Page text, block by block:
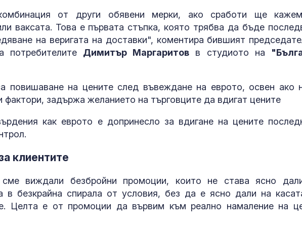
от други обявени мерки, ако сработи ще
ваксата. Това е първата стъпка, която трябва да бъде
на веригата на доставки", коментира бившият
потребителите Димитър Маргаритов в студиото на
повишаване на цените след въвеждане на еврото, освен ако
фактори, задържа желанието на търговците да вдигат цените
как еврото е допринесло за вдигане на цените
клиентите
виждали безбройни промоции, които не става ясно
в безкрайна спирала от условия, без да е ясно дали на
Целта е от промоции да вървим към реално намаление на
Влиянието на
върху
значимо ли е
на
лаборатория
фентанил не е
единствената у нас
маникюр:
въглищните
Полша свали
мощности за
милион домакинства